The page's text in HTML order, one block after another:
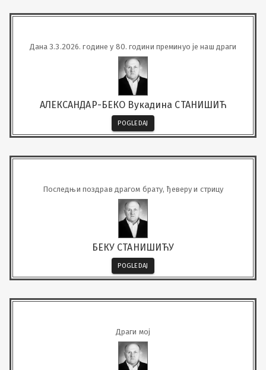
Дана 3.3.2026. године у 80. години преминуо је наш драги
АЛЕКСАНДАР-БЕКО Вукадина СТАНИШИЋ
POGLEDAJ
Последњи поздрав драгом брату, ђеверу и стрицу
БЕКУ СТАНИШИЋУ
POGLEDAJ
Драги мој